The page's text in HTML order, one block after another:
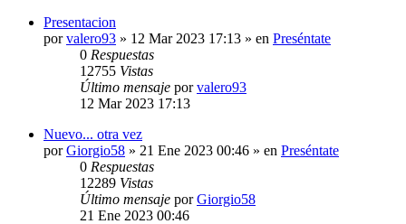
Presentacion
porvalero93 » 12 Mar 2023 17:13 » en Preséntate
0 Respuestas
12755 Vistas
Último mensaje porvalero93
12 Mar 2023 17:13
Nuevo... otra vez
porGiorgio58 » 21 Ene 2023 00:46 » en Preséntate
0 Respuestas
12289 Vistas
Último mensaje porGiorgio58
21 Ene 2023 00:46